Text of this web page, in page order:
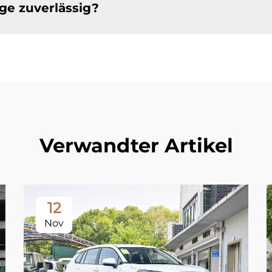
zuverlässig?
Verwandter Artikel
12
Nov